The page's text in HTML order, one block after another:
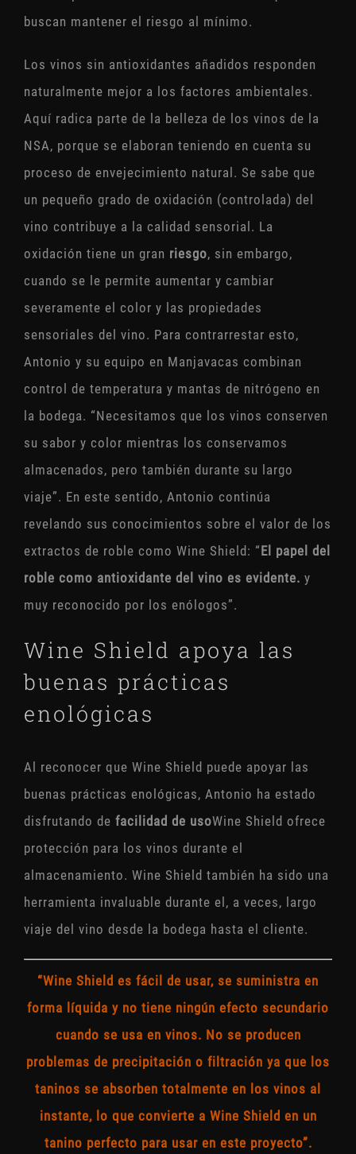
buscan mantener el riesgo al mínimo.
Los vinos sin antioxidantes añadidos responden
naturalmente mejor a los factores ambientales.
Aquí radica parte de la belleza de los vinos de la
NSA, porque se elaboran teniendo en cuenta su
proceso de envejecimiento natural. Se sabe que
un pequeño grado de oxidación (controlada) del
vino contribuye a la calidad sensorial. La
oxidación tiene un gran riesgo, sin embargo,
cuando se le permite aumentar y cambiar
severamente el color y las propiedades
sensoriales del vino. Para contrarrestar esto,
Antonio y su equipo en Manjavacas combinan
control de temperatura y mantas de nitrógeno en
la bodega. “Necesitamos que los vinos conserven
su sabor y color mientras los conservamos
almacenados, pero también durante su largo
viaje”. En este sentido, Antonio continúa
revelando sus conocimientos sobre el valor de los
extractos de roble como Wine Shield: “El papel del
roble como antioxidante del vino es evidente. y
muy reconocido por los enólogos”.
Wine Shield apoya las
buenas prácticas
enológicas
Al reconocer que Wine Shield puede apoyar las
buenas prácticas enológicas, Antonio ha estado
disfrutando de facilidad de usoWine Shield ofrece
protección para los vinos durante el
almacenamiento. Wine Shield también ha sido una
herramienta invaluable durante el, a veces, largo
viaje del vino desde la bodega hasta el cliente.
“Wine Shield es fácil de usar, se suministra en
forma líquida y no tiene ningún efecto secundario
cuando se usa en vinos. No se producen
problemas de precipitación o filtración ya que los
taninos se absorben totalmente en los vinos al
instante, lo que convierte a Wine Shield en un
tanino perfecto para usar en este proyecto”.